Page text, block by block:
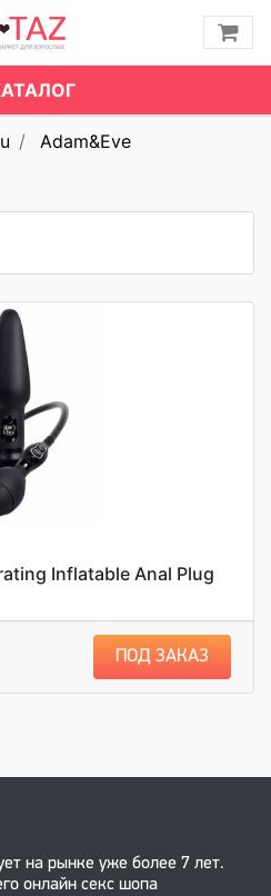
Adam&Eve
Inflatable Anal Plug
ПОД ЗАКАЗ
на рынке уже более 7 лет.
онлайн секс шопа